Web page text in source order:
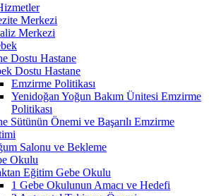
Merkezi
Merkezi
Dostu Hastane
Dostu Hastane
Emzirme Politikası
Yenidoğan Yoğun Bakım Ünitesi Emzirme
Politikası
Sütünün Önemi ve Başarılı Emzirme
Salonu ve Bekleme
Okulu
Eğitim Gebe Okulu
1 Gebe Okulunun Amacı ve Hedefi